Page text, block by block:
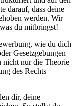
darauf, dass deine
werden. Wir
du mitbringst!
wie du dich
Gesetzgebungen
nicht nur die Theorie
des Rechts
dir, deine